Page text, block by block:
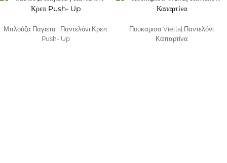
Μπλούζα Παγιετα | Παντελόνι Κρεπ
Push- Up
Πουκαμισα Viella| Παντελόνι
Καπαρτίνα